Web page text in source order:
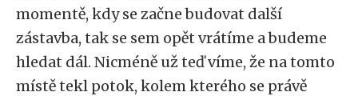
momentě, kdy se začne budovat další
zástavba, tak se sem opět vrátíme a budeme
hledat dál. Nicméně už teď víme, že na tomto
místě tekl potok, kolem kterého se právě